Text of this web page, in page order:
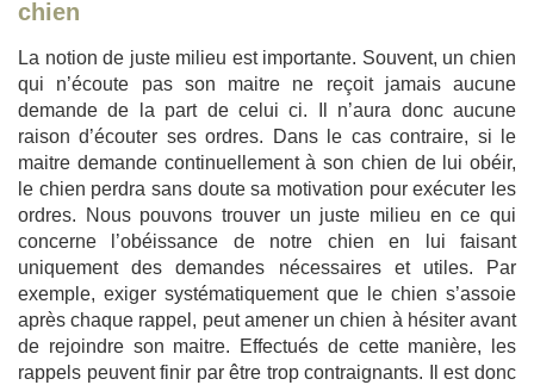
chien
La notion de juste milieu est importante. Souvent, un chien
qui n’écoute pas son maitre ne reçoit jamais aucune
demande de la part de celui ci. Il n’aura donc aucune
raison d’écouter ses ordres. Dans le cas contraire, si le
maitre demande continuellement à son chien de lui obéir,
le chien perdra sans doute sa motivation pour exécuter les
ordres. Nous pouvons trouver un juste milieu en ce qui
concerne l’obéissance de notre chien en lui faisant
uniquement des demandes nécessaires et utiles. Par
exemple, exiger systématiquement que le chien s’assoie
après chaque rappel, peut amener un chien à hésiter avant
de rejoindre son maitre. Effectués de cette manière, les
rappels peuvent finir par être trop contraignants. Il est donc